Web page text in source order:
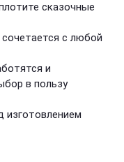
сказочные
с любой
и
в пользу
изготовлением